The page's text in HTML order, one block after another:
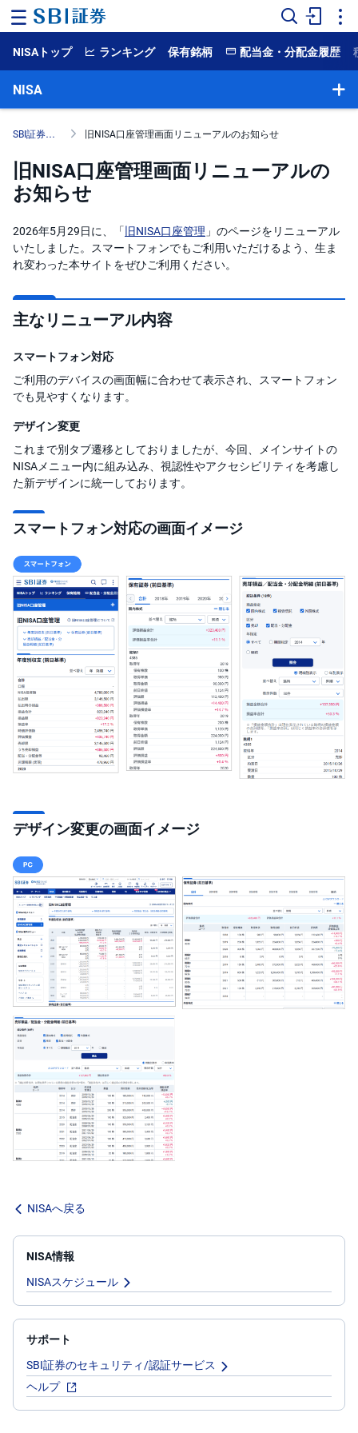
ー
ム
ー
ト
NISA
国
内
株
外
国
投
資
信
託
債
券
か
せ
投
資
PICK
UP
S
BI
株
オ
プ
シ
ョ
ン
先
物
・
ョ
ン
商
品
先
物
金
・
銀
・
ラ
チ
ナ
建
M
M
NE
W
所
く
株
3
6
5)
店
頭
C
F
D
NISAトップ ランキング 保有銘柄 配当金・分配金履歴
NISA
SBI証券のNISA 旧NISA口座管理画面リニューアルのお知らせ
旧NISA口座管理画面リニューアルの
お知らせ
2026年5月29日に、「旧NISA口座管理 」のページをリニューアル
いたしました。スマートフォンでもご利用いただけるよう、生ま
れ変わった本サイトをぜひご利用ください。
主なリニューアル内容
スマートフォン対応
ご利用のデバイスの画面幅に合わせて表示され、スマートフォン
でも見やすくなります。
デザイン変更
これまで別タブ遷移としておりましたが、今回、メインサイトの
NISAメニュー内に組み込み、視認性やアクセシビリティを考慮し
た新デザインに統一しております。
スマートフォン対応の画面イメージ
デザイン変更の画面イメージ
NISAへ戻る
NISA情報
NISAスケジュール
サポート
SBI証券のセキュリティ/認証サービス
ヘルプ